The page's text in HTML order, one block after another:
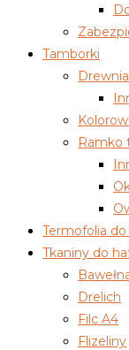
Tamborki
Ramko
Termofolia
Tkaniny do
Drelich
Filc A4
Flizeliny